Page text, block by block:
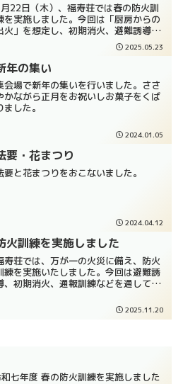
22日（木）、福寿荘では春の防火訓
を実施しました。今回は「厨房からの
火」を想定し、初期消火、避難誘導、
消防署への通報、屋内消火栓の操作訓練
までを一連の流れとして実施いたしまし
。訓練開始とともに自動火災報知設備
作動。各棟の職員はヘ...
2025.05.23
年の集い
会場で新年の集いを行いました。ささ
かながら正月をお祝いしお菓子をくば
ました。
2024.01.05
要・花まつり
要と花まつりをおこないました。
2024.04.12
火訓練を実施しました
寿荘では、万が一の火災に備え、防火
練を実施いたしました。今回は避難誘
、初期消火、通報訓練などを通して、
となりました。ご利用者様の安全を第一
に考え、今後も定期的な訓練を継続して
2025.11.20
七年度 春の防火訓練を実施しました